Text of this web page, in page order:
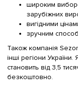
широким
зарубіжних
вигідними
зручним
Також компанія
інші регіони
становить від 3,5
безкоштовно.